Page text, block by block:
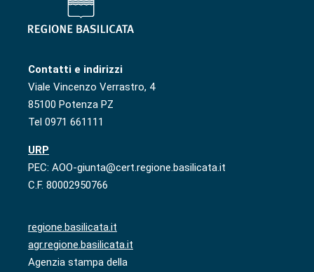
Contatti e indirizzi
Viale Vincenzo Verrastro, 4
85100 Potenza PZ
Tel 0971 661111
URP
PEC: AOO-giunta@cert.regione.basilicata.it
C.F. 80002950766
regione.basilicata.it
agr.regione.basilicata.it
Agenzia stampa della